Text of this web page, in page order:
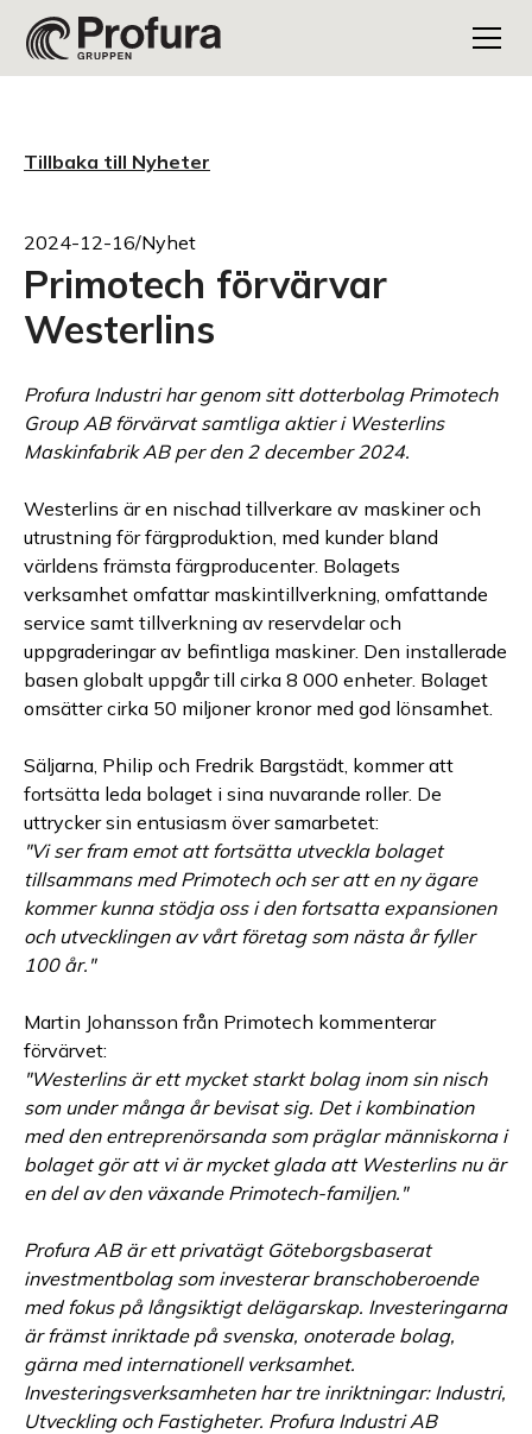
Tillbaka till Nyheter
2024-12-16/Nyhet
Primotech förvärvar
Westerlins
Profura Industri har genom sitt dotterbolag Primotech
Group AB förvärvat samtliga aktier i Westerlins
Maskinfabrik AB per den 2 december 2024.
Westerlins är en nischad tillverkare av maskiner och
utrustning för färgproduktion, med kunder bland
världens främsta färgproducenter. Bolagets
verksamhet omfattar maskintillverkning, omfattande
service samt tillverkning av reservdelar och
uppgraderingar av befintliga maskiner. Den installerade
basen globalt uppgår till cirka 8 000 enheter. Bolaget
omsätter cirka 50 miljoner kronor med god lönsamhet.
Säljarna, Philip och Fredrik Bargstädt, kommer att
fortsätta leda bolaget i sina nuvarande roller. De
uttrycker sin entusiasm över samarbetet:
"Vi ser fram emot att fortsätta utveckla bolaget
tillsammans med Primotech och ser att en ny ägare
kommer kunna stödja oss i den fortsatta expansionen
och utvecklingen av vårt företag som nästa år fyller
100 år."
Martin Johansson från Primotech kommenterar
förvärvet:
"Westerlins är ett mycket starkt bolag inom sin nisch
som under många år bevisat sig. Det i kombination
med den entreprenörsanda som präglar människorna i
bolaget gör att vi är mycket glada att Westerlins nu är
en del av den växande Primotech-familjen."
Profura AB är ett privatägt Göteborgsbaserat
investmentbolag som investerar branschoberoende
med fokus på långsiktigt delägarskap. Investeringarna
är främst inriktade på svenska, onoterade bolag,
gärna med internationell verksamhet.
Investeringsverksamheten har tre inriktningar: Industri,
Utveckling och Fastigheter. Profura Industri AB